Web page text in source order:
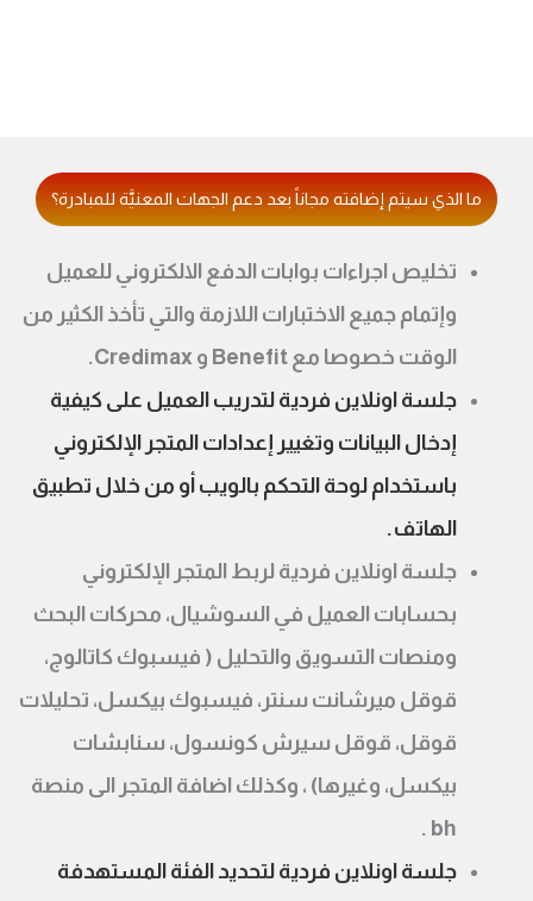
ما الذي سيتم إضافته مجاناً بعد دعم الجهات المعنيَّة للمبادرة؟
تخليص اجراءات بوابات الدفع الالكتروني للعميل
وإتمام جميع الاختبارات اللازمة والتي تأخذ الكثير من
الوقت خصوصا مع Benefit و Credimax.
جلسة اونلاين فردية لتدريب العميل على كيفية
إدخال البيانات وتغيير إعدادات المتجر الإلكتروني
باستخدام لوحة التحكم بالويب أو من خلال تطبيق
الهاتف.
جلسة اونلاين فردية لربط المتجر الإلكتروني
بحسابات العميل في السوشيال، محركات البحث
ومنصات التسويق والتحليل ( فيسبوك كاتالوج،
قوقل ميرشانت سنتر، فيسبوك بيكسل، تحليلات
قوقل، قوقل سيرش كونسول، سنابشات
بيكسل، وغيرها) ، وكذلك اضافة المتجر الى منصة
bh .
جلسة اونلاين فردية لتحديد الفئة المستهدفة